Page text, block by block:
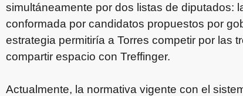
simultáneamente por dos listas de diputados:
conformada por candidatos propuestos por
estrategia permitiría a Torres competir por las
compartir espacio con Treffinger.
Actualmente, la normativa vigente con el